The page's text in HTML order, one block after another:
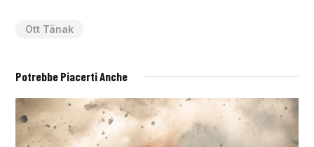
Ott Tänak
Potrebbe Piacerti Anche